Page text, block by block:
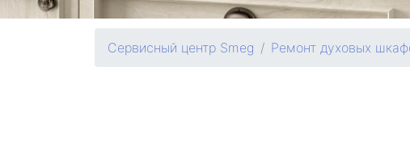
Сервисный центр Smeg Ремонт духовых